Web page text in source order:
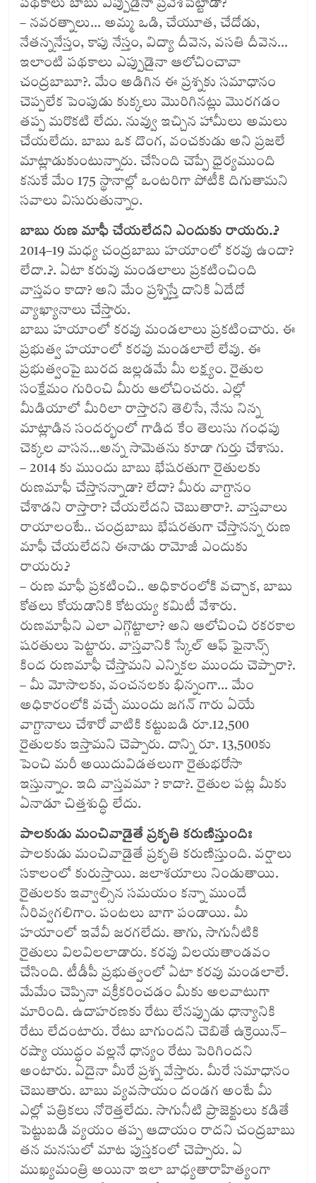
పథకాలు బాబు ఎప్పుడైనా ప్రవేశపెట్టాడా?
– నవరత్నాలు… అమ్మ ఒడి, చేయూత, చేదోడు,
నేతన్ననేస్తం, కాపు నేస్తం, విద్యా దీవెన, వసతి దీవెన…
ఇలాంటి పథకాలు ఎప్పుడైనా ఆలోచించావా
చంద్రబాబూ?. మేం అడిగిన ఈ ప్రశ్నకు సమాధానం
చెప్పలేక పెంపుడు కుక్కలు మొరిగినట్లు మొరగడం
తప్ప మరొకటి లేదు. నువ్వు ఇచ్చిన హామీలు అమలు
చేయలేదు. బాబు ఒక దొంగ, వంచకుడు అని ప్రజలే
మాట్లాడుకుంటున్నారు. చేసింది చెప్పే ధైర్యముంది
కనుకే మేం 175 స్థానాల్లో ఒంటరిగా పోటీకి దిగుతామని
సవాలు విసురుతున్నాం.
బాబు రుణ మాఫీ చేయలేదని ఎందుకు రాయరు..?
2014–19 మధ్య చంద్రబాబు హయాంలో కరవు ఉందా?
లేదా..?. ఏటా కరువు మండలాలు ప్రకటించింది
వాస్తవం కాదా? అని మేం ప్రశ్నిస్తే దానికి ఏదేదో
వ్యాఖ్యానాలు చేస్తారు.
బాబు హయాంలో కరవు మండలాలు ప్రకటించారు. ఈ
ప్రభుత్వ హయాంలో కరవు మండలాలే లేవు. ఈ
ప్రభుత్వంపై బురద జల్లడమే మీ లక్ష్యం. రైతుల
సంక్షేమం గురించి మీరు ఆలోచించరు. ఎల్లో
మీడియాలో మీరిలా రాస్తారని తెలిసే, నేను నిన్న
మాట్లాడిన సందర్భంలో గాడిద కేం తెలుసు గంధపు
చెక్కల వాసన…అన్న సామెతను కూడా గుర్తు చేశాను.
– 2014 కు ముందు బాబు భేషరతుగా రైతులకు
రుణమాఫీ చేస్తానన్నాడా? లేదా? మీరు వాగ్దానం
చేశాడని రాస్తారా? చేయలేదని చెబుతారా?. వాస్తవాలు
రాయాలంటే.. చంద్రబాబు భేషరతుగా చేస్తానన్న రుణ
మాఫీ చేయలేదని ఈనాడు రామోజీ ఎందుకు
రాయరు.?
– రుణ మాఫీ ప్రకటించి.. అధికారంలోకి వచ్చాక, బాబు
కోతలు కోయడానికి కోటయ్య కమిటీ వేశారు.
రుణమాఫీని ఎలా ఎగ్గొట్టాలా? అని ఆలోచించి రకరకాల
షరతులు పెట్టారు. వాస్తవానికి స్కేల్‌ ఆఫ్‌ ఫైనాన్స్‌
కింద రుణమాఫీ చేస్తామని ఎన్నికల ముందు చెప్పారా?.
– మీ మోసాలకు, వంచనలకు భిన్నంగా… మేం
అధికారంలోకి వచ్చే ముందు జగన్‌ గారు ఏయే
వాగ్దానాలు చేశారో వాటికి కట్టుబడి రూ.12,500
రైతులకు ఇస్తామని చెప్పారు. దాన్ని రూ. 13,500కు
పెంచి మరీ అయిదువిడతలుగా రైతుభరోసా
ఇస్తున్నాం. ఇది వాస్తవమా ? కాదా?. రైతుల పట్ల మీకు
ఏనాడూ చిత్తశుద్ధి లేదు.
పాలకుడు మంచివాడైతే ప్రకృతి కరుణిస్తుందిః
పాలకుడు మంచివాడైతే ప్రకృతి కరుణిస్తుంది. వర్షాలు
సకాలంలో కురుస్తాయి. జలాశయాలు నిండుతాయి.
రైతులకు ఇవ్వాల్సిన సమయం కన్నా ముందే
నీరివ్వగలిగాం. పంటలు బాగా పండాయి. మీ
హయాంలో ఇవేవీ జరగలేదు. తాగు, సాగునీటికి
రైతులు విలవిలలాడారు. కరవు విలయతాండవం
చేసింది. టీడీపీ ప్రభుత్వంలో ఏటా కరవు మండలాలే.
మేమేం చెప్పినా వక్రీకరించడం మీకు అలవాటుగా
మారింది. ఉదాహరణకు రేటు లేనప్పుడు ధాన్యానికి
రేటు లేదంటారు. రేటు బాగుందని చెబితే ఉక్రెయిన్‌–
రష్యా యుద్ధం వల్లనే ధాన్యం రేటు పెరిగిందని
అంటారు. ఏదైనా మీరే ప్రశ్న వేస్తారు. మీరే సమాధానం
చెబుతారు. బాబు వ్యవసాయం దండగ అంటే మీ
ఎల్లో పత్రికలు నోరెత్తలేదు. సాగునీటి ప్రాజెక్టులు కడితే
పెట్టుబడి వ్యయం తప్ప ఆదాయం రాదని చంద్రబాబు
తన మనసులో మాట పుస్తకంలో చెప్పారు. ఏ
ముఖ్యమంత్రి అయినా ఇలా బాధ్యతారాహిత్యంగా